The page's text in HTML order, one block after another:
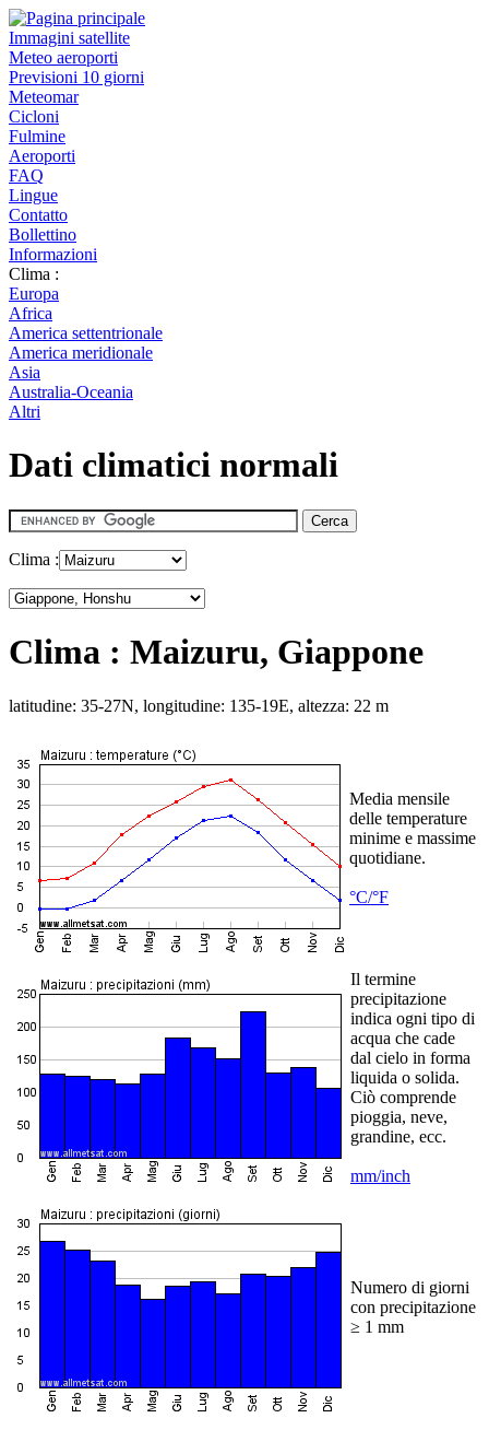
Immagini satellite
Meteo aeroporti
Previsioni 10 giorni
Meteomar
Cicloni
Fulmine
Aeroporti
FAQ
Lingue
Contatto
Bollettino
Informazioni
Clima :
Europa
Africa
America settentrionale
America meridionale
Asia
Australia-Oceania
Altri
Dati climatici normali
Clima :
Clima : Maizuru, Giappone
latitudine: 35-27N, longitudine: 135-19E, altezza: 22 m
Media mensile
delle temperature
minime e massime
quotidiane.
°C/°F
Il termine
precipitazione
indica ogni tipo di
acqua che cade
dal cielo in forma
liquida o solida.
Ciò comprende
pioggia, neve,
grandine, ecc.
mm/inch
Numero di giorni
con precipitazione
≥ 1 mm